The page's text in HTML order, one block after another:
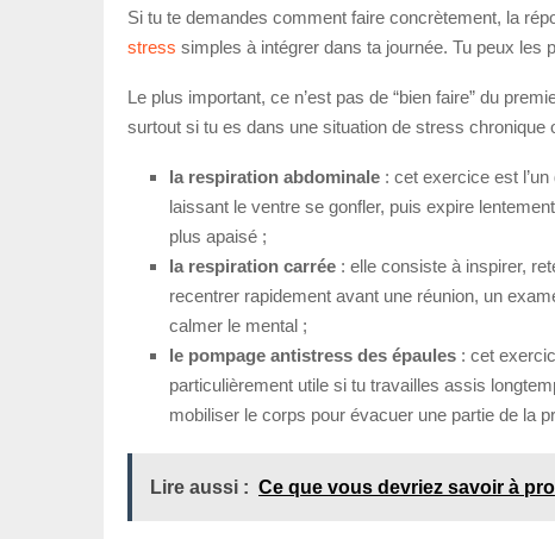
Si tu te demandes comment faire concrètement, la
stress simples à intégrer dans ta journée. Tu peux les
Le plus important, ce n’est pas de “bien faire” du
surtout si tu es dans une situation de stress chronique
la respiration abdominale : cet exercice est
laissant le ventre se gonfler, puis expire
plus apaisé ;
la respiration carrée : elle consiste à inspirer,
recentrer rapidement avant une réunion, un
calmer le mental ;
le pompage antistress des épaules : cet
particulièrement utile si tu travailles assis
mobiliser le corps pour évacuer une partie de la
Lire aussi : Ce que vous devriez savoir à